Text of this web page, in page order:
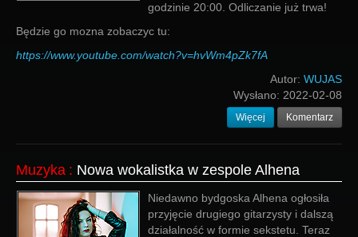
godzinie 20:00. Odliczanie już trwa!
Będzie go mozna zobaczyc tu:
https://www.youtube.com/watch?v=hvWm4pZk7fA
Autor: WUJAS
Wysłano: 2022-02-08
Więcej Komentarz
Muzyka : Nowa wokalistka w zespole Alhena
Niedawno bydgoska Alhena ogłosiła
przyjęcie drugiego gitarzysty i dalszą
działalność w formie sekstetu. Teraz